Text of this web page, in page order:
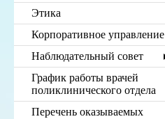
Этика
Корпоративное управление
Наблюдательный совет
График работы врачей
поликлинического отдела
Перечень оказываемых